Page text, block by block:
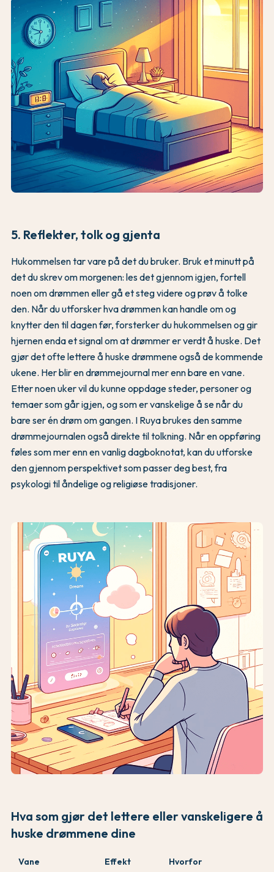
5. Reflekter, tolk og gjenta
Hukommelsen tar vare på det du bruker. Bruk et minutt på
det du skrev om morgenen: les det gjennom igjen, fortell
noen om drømmen eller gå et steg videre og prøv å tolke
den. Når du utforsker hva drømmen kan handle om og
knytter den til dagen før, forsterker du hukommelsen og gir
hjernen enda et signal om at drømmer er verdt å huske. Det
gjør det ofte lettere å huske drømmene også de kommende
ukene. Her blir en drømmejournal mer enn bare en vane.
Etter noen uker vil du kunne oppdage steder, personer og
temaer som går igjen, og som er vanskelige å se når du
bare ser én drøm om gangen. I Ruya brukes den samme
drømmejournalen også direkte til tolkning. Når en oppføring
føles som mer enn en vanlig dagboknotat, kan du utforske
den gjennom perspektivet som passer deg best, fra
psykologi til åndelige og religiøse tradisjoner.
Hva som gjør det lettere eller vanskeligere å
huske drømmene dine
Vane Effekt Hvorfor